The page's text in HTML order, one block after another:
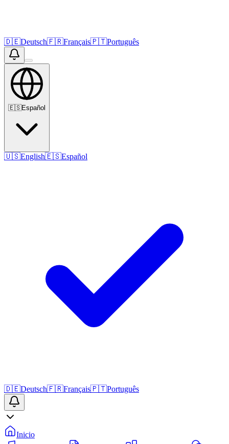
🇩🇪Deutsch🇫🇷Français🇵🇹Português
🇪🇸Español
🇺🇸English🇪🇸Español
🇩🇪Deutsch🇫🇷Français🇵🇹Português
Inicio